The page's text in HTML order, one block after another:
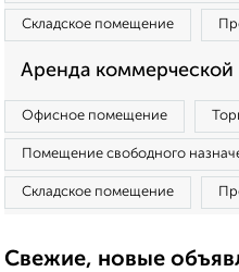
Складское помещение
Аренда
Офисное помещение
Помещение свободного
Складское помещение
Свежие, новые